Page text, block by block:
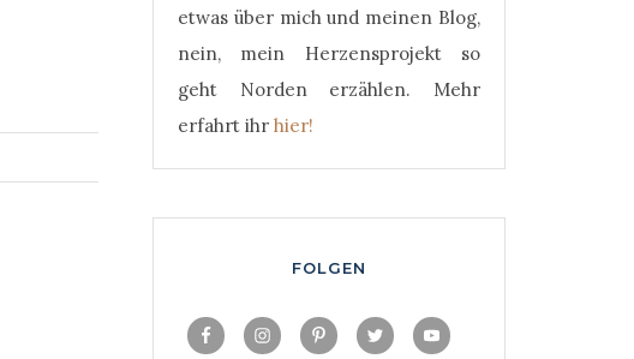
etwas über mich und meinen Blog,
nein, mein Herzensprojekt so
geht Norden erzählen. Mehr
erfahrt ihrhier!
FOLGEN